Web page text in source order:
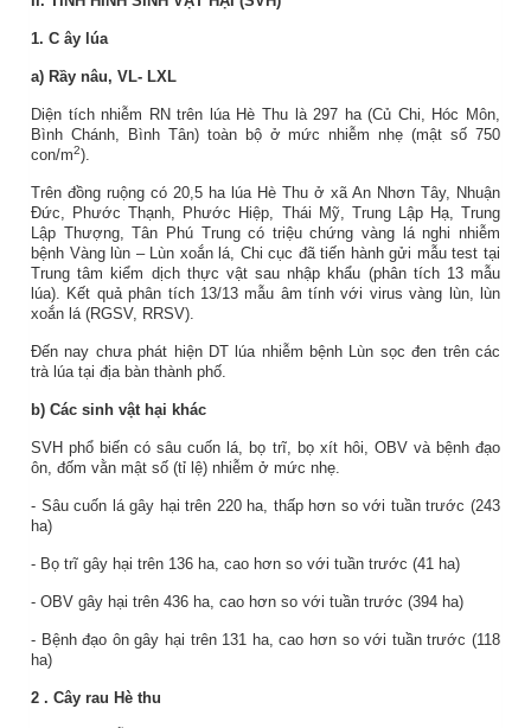
1. C ây lúa
a) Rầy nâu, VL- LXL
Diện tích nhiễm RN trên lúa Hè Thu là 297 ha (Củ Chi, Hóc Môn,
Bình Chánh, Bình Tân) toàn bộ ở mức nhiễm nhẹ (mật số 750
con/m2).
Trên đồng ruộng có 20,5 ha lúa Hè Thu ở xã An Nhơn Tây, Nhuận
Đức, Phước Thạnh, Phước Hiệp, Thái Mỹ, Trung Lập Hạ, Trung
Lập Thượng, Tân Phú Trung có triệu chứng vàng lá nghi nhiễm
bệnh Vàng lùn – Lùn xoắn lá, Chi cục đã tiến hành gửi mẫu test tại
Trung tâm kiểm dịch thực vật sau nhập khẩu (phân tích 13 mẫu
lúa). Kết quả phân tích 13/13 mẫu âm tính với virus vàng lùn, lùn
xoắn lá (RGSV, RRSV).
Đến nay chưa phát hiện DT lúa nhiễm bệnh Lùn sọc đen trên các
trà lúa tại địa bàn thành phố.
b) Các sinh vật hại khác
SVH phổ biến có sâu cuốn lá, bọ trĩ, bọ xít hôi, OBV và bệnh đạo
ôn, đốm vằn mật số (tỉ lệ) nhiễm ở mức nhẹ.
- Sâu cuốn lá gây hại trên 220 ha, thấp hơn so với tuần trước (243
ha)
- Bọ trĩ gây hại trên 136 ha, cao hơn so với tuần trước (41 ha)
- OBV gây hại trên 436 ha, cao hơn so với tuần trước (394 ha)
- Bệnh đạo ôn gây hại trên 131 ha, cao hơn so với tuần trước (118
ha)
2 . Cây rau Hè thu